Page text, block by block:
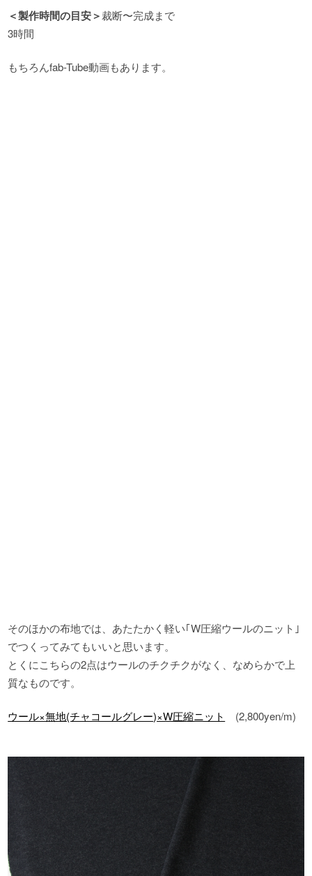
＜製作時間の目安＞裁断〜完成まで
3時間
もちろんfab-Tube動画もあります。
そのほかの布地では、あたたかく軽い｢W圧縮ウールのニット｣
でつくってみてもいいと思います。
とくにこちらの2点はウールのチクチクがなく、なめらかで上
質なものです。
ウール×無地(チャコールグレー)×W圧縮ニット (2,800yen/m)